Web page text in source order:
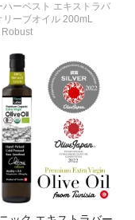
ハーベスト エキストラバ
リーブオイル 200mL